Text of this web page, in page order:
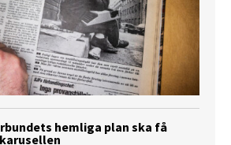
hemliga plan ska få